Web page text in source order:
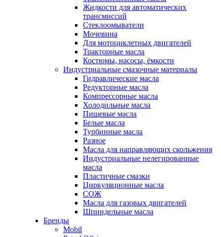
Жидкости для автоматических
трансмиссий
Стеклоомыватели
Мочевина
Для мотоциклетных двигателей
Тракторные масла
Костюмы, насосы, ёмкости
Индустриальные смазочные материалы
Гидравлические масла
Редукторные масла
Компрессорные масла
Холодильные масла
Пищевые масла
Белые масла
Турбинные масла
Разное
Масла для направляющих скольжения
Индустриальные нелегированные
масла
Пластичные смазки
Циркуляционные масла
СОЖ
Масла для газовых двигателей
Шпиндельные масла
Бренды
Mobil